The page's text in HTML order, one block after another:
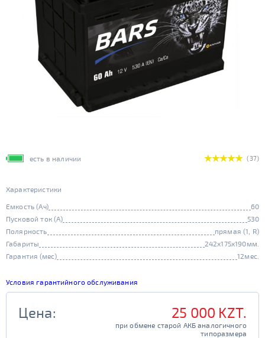
есть в наличии (37)
Характеристики
Емкость (Ач)
60
Пусковой ток (А)
530
Полярность
прямая (1, R)
Габариты
242x175x190мм.
Гарантия (мес)
12мес.
Условия гарантийного обслуживания
Цена: 25 000 KZT.
при обмене старой АКБ аналогичного
                                         типоразмера